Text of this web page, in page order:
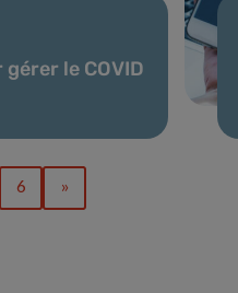
le COVID
6 »